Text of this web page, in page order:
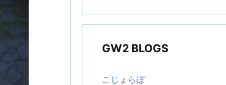
GW2 BLOGS
こじょらぼ